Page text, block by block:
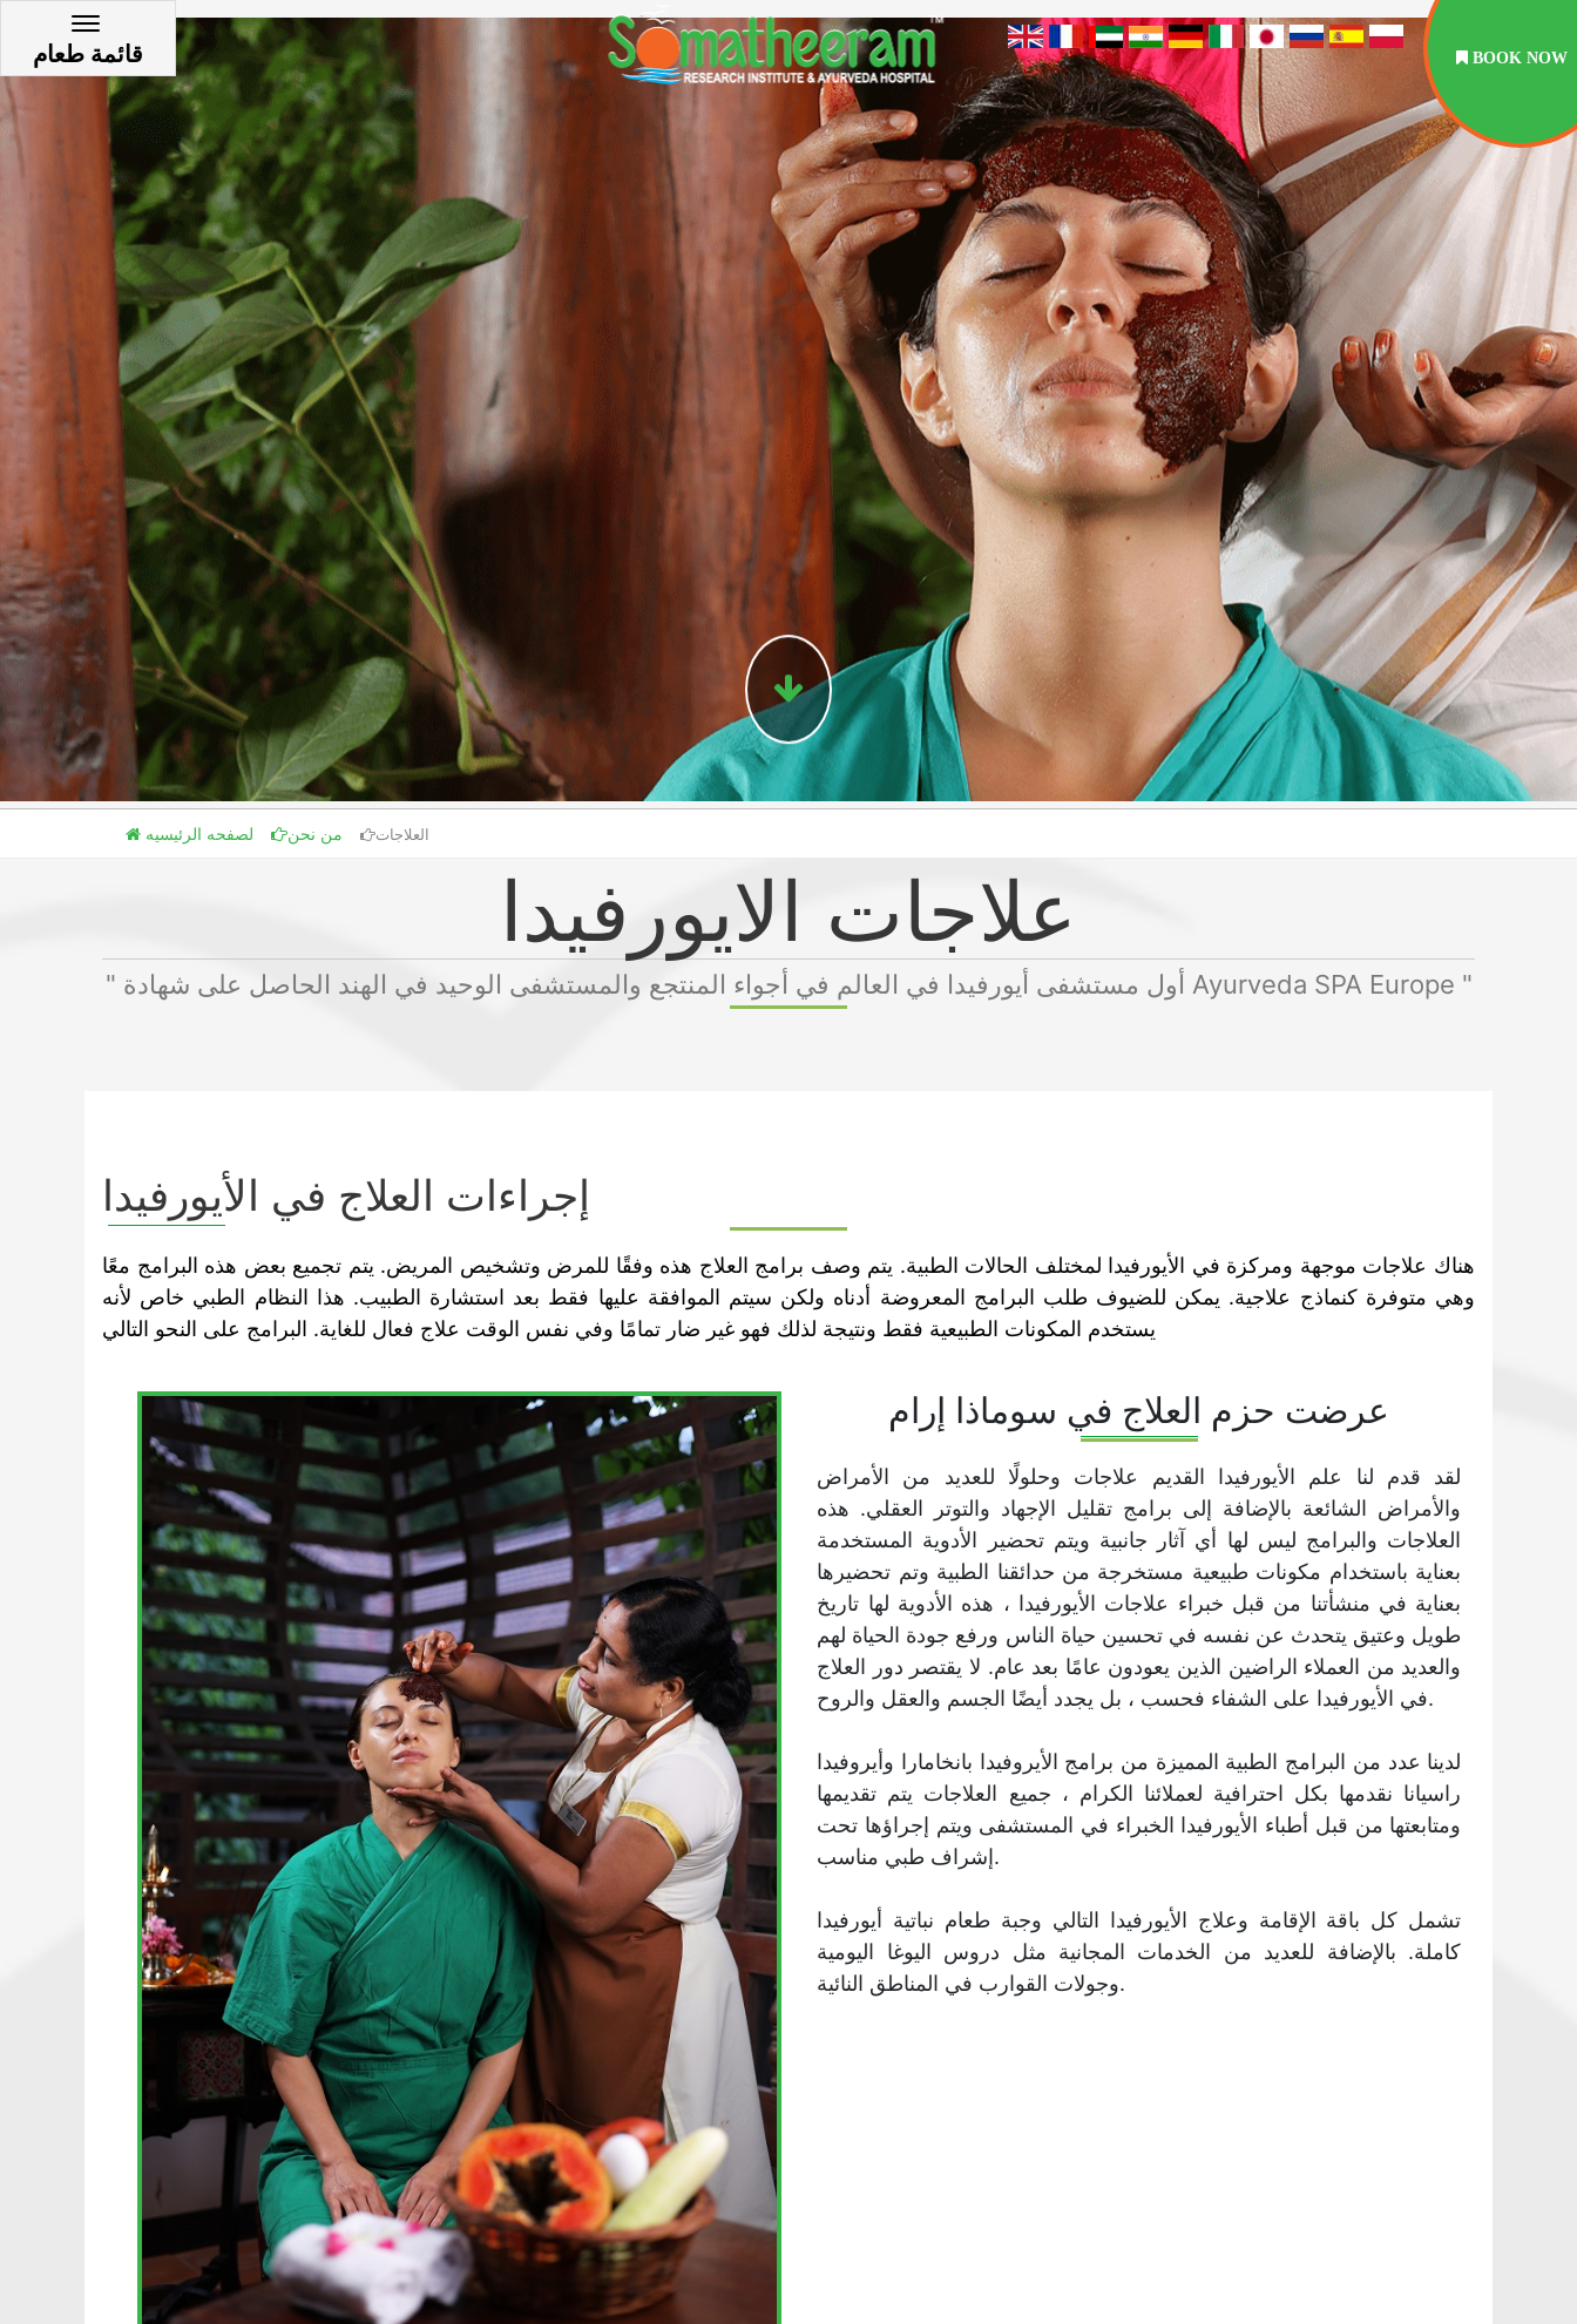
قائمة طعام BOOK NOW
لصفحه الرئيسيه من نحن العلاجات
علاجات الايورفيدا
" أول مستشفى أيورفيدا في العالم في أجواء المنتجع والمستشفى الوحيد في الهند الحاصل على شهادة Ayurveda SPA Europe "
إجراءات العلاج في الأيورفيدا
هناك علاجات موجهة ومركزة في الأيورفيدا لمختلف الحالات الطبية. يتم وصف برامج العلاج هذه وفقًا للمرض وتشخيص المريض. يتم تجميع بعض هذه البرامج معًا
وهي متوفرة كنماذج علاجية. يمكن للضيوف طلب البرامج المعروضة أدناه ولكن سيتم الموافقة عليها فقط بعد استشارة الطبيب. هذا النظام الطبي خاص لأنه
يستخدم المكونات الطبيعية فقط ونتيجة لذلك فهو غير ضار تمامًا وفي نفس الوقت علاج فعال للغاية. البرامج على النحو التالي
عرضت حزم العلاج في سوماذا إرام
لقد قدم لنا علم الأيورفيدا القديم علاجات وحلولًا للعديد من الأمراض
والأمراض الشائعة بالإضافة إلى برامج تقليل الإجهاد والتوتر العقلي. هذه
العلاجات والبرامج ليس لها أي آثار جانبية ويتم تحضير الأدوية المستخدمة
بعناية باستخدام مكونات طبيعية مستخرجة من حدائقنا الطبية وتم تحضيرها
بعناية في منشأتنا من قبل خبراء علاجات الأيورفيدا ، هذه الأدوية لها تاريخ
طويل وعتيق يتحدث عن نفسه في تحسين حياة الناس ورفع جودة الحياة لهم
والعديد من العملاء الراضين الذين يعودون عامًا بعد عام. لا يقتصر دور العلاج
في الأيورفيدا على الشفاء فحسب ، بل يجدد أيضًا الجسم والعقل والروح.
لدينا عدد من البرامج الطبية المميزة من برامج الأيروفيدا بانخامارا وأيروفيدا
راسيانا نقدمها بكل احترافية لعملائنا الكرام ، جميع العلاجات يتم تقديمها
ومتابعتها من قبل أطباء الأيورفيدا الخبراء في المستشفى ويتم إجراؤها تحت
إشراف طبي مناسب.
تشمل كل باقة الإقامة وعلاج الأيورفيدا التالي وجبة طعام نباتية أيورفيدا
كاملة. بالإضافة للعديد من الخدمات المجانية مثل دروس اليوغا اليومية
وجولات القوارب في المناطق النائية.